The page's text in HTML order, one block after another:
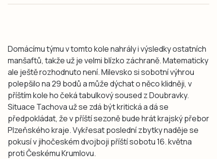
Domácímu týmu v tomto kole nahrály i výsledky ostatních
manšaftů, takže už je velmi blízko záchraně. Matematicky
ale ještě rozhodnuto není. Milevsko si sobotní výhrou
polepšilo na 29 bodů a může dýchat o něco klidněji, v
příštím kole ho čeká tabulkový soused z Doubravky.
Situace Tachova už se zdá být kritická a dá se
předpokládat, že v příští sezoně bude hrát krajský přebor
Plzeňského kraje. Vykřesat poslední zbytky naděje se
pokusí v jihočeském dvojboji příští sobotu 16. května
proti Českému Krumlovu.